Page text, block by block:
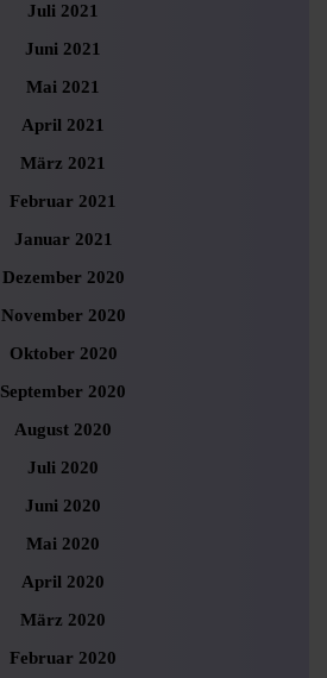
Juli 2021
Juni 2021
Mai 2021
April 2021
März 2021
Februar 2021
Januar 2021
Dezember 2020
November 2020
Oktober 2020
September 2020
August 2020
Juli 2020
Juni 2020
Mai 2020
April 2020
März 2020
Februar 2020